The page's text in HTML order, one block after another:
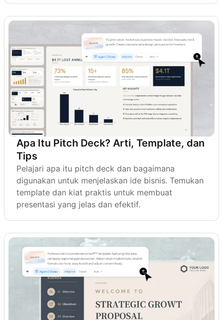
Apa Itu Pitch Deck? Arti, Template, dan
Tips
Pelajari apa itu pitch deck dan bagaimana
digunakan untuk menjelaskan ide bisnis. Temukan
template dan kiat praktis untuk membuat
presentasi yang jelas dan efektif.